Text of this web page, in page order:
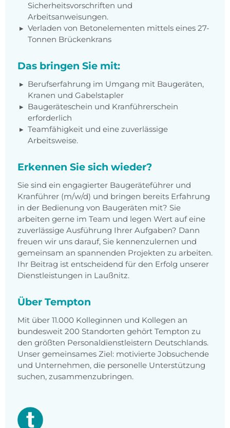
Sicherheitsvorschriften und
Arbeitsanweisungen.
Verladen von Betonelementen mittels eines 27-
Tonnen Brückenkrans
Das bringen Sie mit:
Berufserfahrung im Umgang mit Baugeräten,
Kranen und Gabelstapler
Baugeräteschein und Kranführerschein
erforderlich
Teamfähigkeit und eine zuverlässige
Arbeitsweise.
Erkennen Sie sich wieder?
Sie sind ein engagierter Baugeräteführer und
Kranführer (m/w/d) und bringen bereits Erfahrung
in der Bedienung von Baugeräten mit? Sie
arbeiten gerne im Team und legen Wert auf eine
zuverlässige Ausführung Ihrer Aufgaben? Dann
freuen wir uns darauf, Sie kennenzulernen und
gemeinsam an spannenden Projekten zu arbeiten.
Ihr Beitrag ist entscheidend für den Erfolg unserer
Dienstleistungen in Laußnitz.
Über Tempton
Mit über 11.000 Kolleginnen und Kollegen an
bundesweit 200 Standorten gehört Tempton zu
den größten Personaldienstleistern Deutschlands.
Unser gemeinsames Ziel: motivierte Jobsuchende
und Unternehmen, die personelle Unterstützung
suchen, zusammenzubringen.